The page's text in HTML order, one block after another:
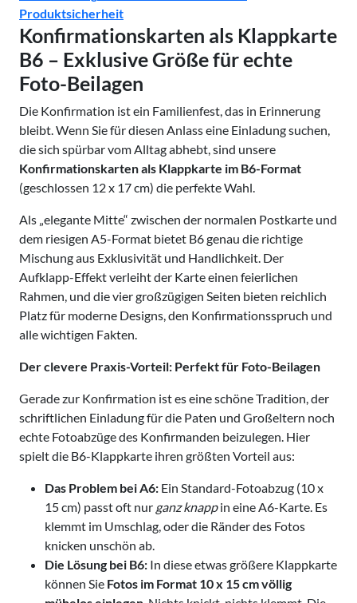
Produktsicherheit
Konfirmationskarten als Klappkarte
B6 – Exklusive Größe für echte
Foto-Beilagen
Die Konfirmation ist ein Familienfest, das in Erinnerung
bleibt. Wenn Sie für diesen Anlass eine Einladung suchen,
die sich spürbar vom Alltag abhebt, sind unsere
Konfirmationskarten als Klappkarte im B6-Format
(geschlossen 12 x 17 cm) die perfekte Wahl.
Als „elegante Mitte“ zwischen der normalen Postkarte und
dem riesigen A5-Format bietet B6 genau die richtige
Mischung aus Exklusivität und Handlichkeit. Der
Aufklapp-Effekt verleiht der Karte einen feierlichen
Rahmen, und die vier großzügigen Seiten bieten reichlich
Platz für moderne Designs, den Konfirmationsspruch und
alle wichtigen Fakten.
Der clevere Praxis-Vorteil: Perfekt für Foto-Beilagen
Gerade zur Konfirmation ist es eine schöne Tradition, der
schriftlichen Einladung für die Paten und Großeltern noch
echte Fotoabzüge des Konfirmanden beizulegen. Hier
spielt die B6-Klappkarte ihren größten Vorteil aus:
Das Problem bei A6: Ein Standard-Fotoabzug (10 x
15 cm) passt oft nur ganz knappin eine A6-Karte. Es
klemmt im Umschlag, oder die Ränder des Fotos
knicken unschön ab.
Die Lösung bei B6: In diese etwas größere Klappkarte
können Sie Fotos im Format 10 x 15 cm völlig